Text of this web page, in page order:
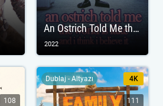
An Ostrich Told Me the World Is Fake and I Think I Believe It
2022
108
Dublaj - Altyazı 4K
111